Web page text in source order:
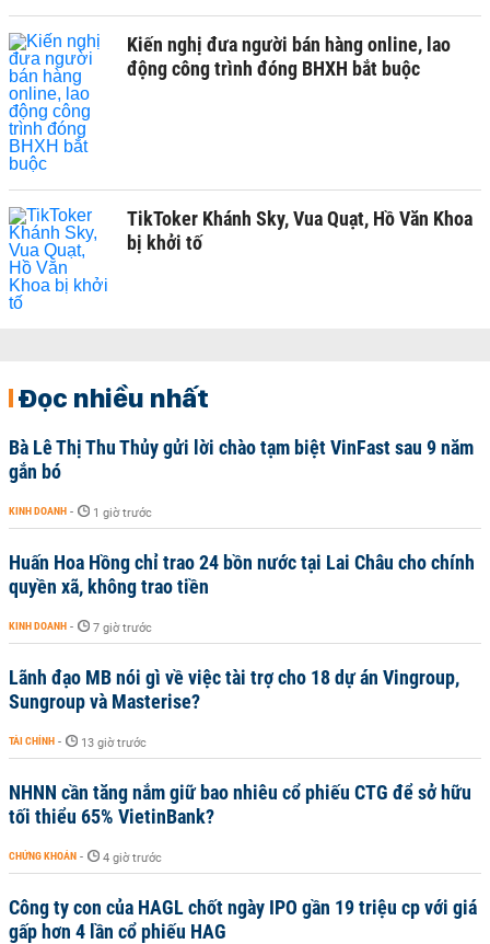
Kiến nghị đưa người bán hàng online, lao
động công trình đóng BHXH bắt buộc
TikToker Khánh Sky, Vua Quạt, Hồ Văn Khoa
bị khởi tố
Đọc nhiều nhất
Bà Lê Thị Thu Thủy gửi lời chào tạm biệt VinFast sau 9 năm
gắn bó
KINH DOANH - 1 giờ trước
Huấn Hoa Hồng chỉ trao 24 bồn nước tại Lai Châu cho chính
quyền xã, không trao tiền
KINH DOANH - 7 giờ trước
Lãnh đạo MB nói gì về việc tài trợ cho 18 dự án Vingroup,
Sungroup và Masterise?
TÀI CHÍNH - 13 giờ trước
NHNN cần tăng nắm giữ bao nhiêu cổ phiếu CTG để sở hữu
tối thiểu 65% VietinBank?
CHỨNG KHOÁN - 4 giờ trước
Công ty con của HAGL chốt ngày IPO gần 19 triệu cp với giá
gấp hơn 4 lần cổ phiếu HAG